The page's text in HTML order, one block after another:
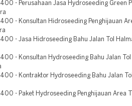
- Perusahaan Jasa Hydroseeding Green
- Konsultan Hidroseeding Penghijauan
- Jasa Hidroseeding Bahu Jalan Tol
- Konsultan Hydroseeding Bahu Jalan
- Kontraktor Hydroseeding Bahu Jalan
- Paket Hydroseeding Penghijauan Area